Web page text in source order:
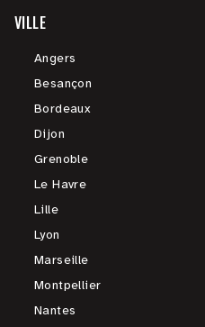
VILLE
Angers
Besançon
Bordeaux
Dijon
Grenoble
Le Havre
Lille
Lyon
Marseille
Montpellier
Nantes